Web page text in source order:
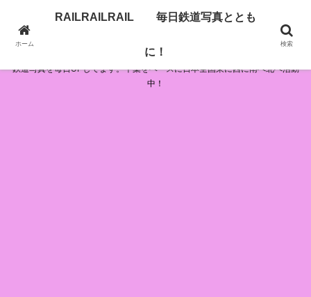
RAILRAILRAIL 毎日鉄道写真とともに！
鉄道写真を毎日UPしてます。千葉をベースに日本全国東に西に南へ北へ活動
中！
ホーム
RAILRAILRAIL 毎日鉄道写真ととも
に！
検索